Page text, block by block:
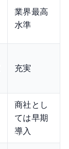
業界最高
水準
充実
商社とし
ては早期
導入